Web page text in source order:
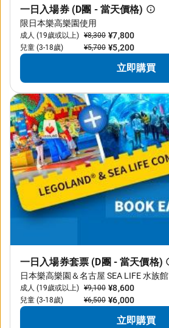
一日入場券 (D團 - 當天價格)
限日本樂高樂園使用
成人 (19歲或以上) ¥8,300 ¥7,800
兒童 (3-18歲) ¥5,700 ¥5,200
立即購買
一日入場券套票 (D團 - 當天價格)
日本樂高樂園＆名古屋 SEA LIFE 水族館
成人 (19歲或以上) ¥9,100 ¥8,600
兒童 (3-18歲) ¥6,500 ¥6,000
立即購買